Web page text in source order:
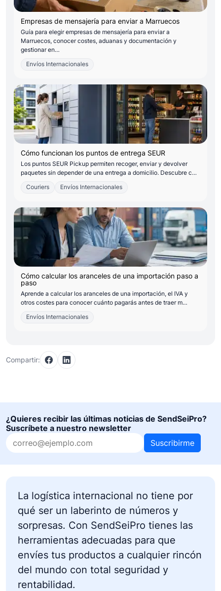
Empresas de mensajería para enviar a Marruecos
Guía para elegir empresas de mensajería para enviar a
Marruecos, conocer costes, aduanas y documentación y
gestionar en…
Envíos Internacionales
Cómo funcionan los puntos de entrega SEUR
Los puntos SEUR Pickup permiten recoger, enviar y devolver
paquetes sin depender de una entrega a domicilio. Descubre c…
Couriers Envíos Internacionales
Cómo calcular los aranceles de una importación paso a
paso
Aprende a calcular los aranceles de una importación, el IVA y
otros costes para conocer cuánto pagarás antes de traer m…
Envíos Internacionales
Compartir:
¿Quieres recibir las últimas noticias de SendSeiPro?
Suscríbete a nuestro newsletter
Suscribirme
La logística internacional no tiene por
qué ser un laberinto de números y
sorpresas. Con SendSeiPro tienes las
herramientas adecuadas para que
envíes tus productos a cualquier rincón
del mundo con total seguridad y
rentabilidad.